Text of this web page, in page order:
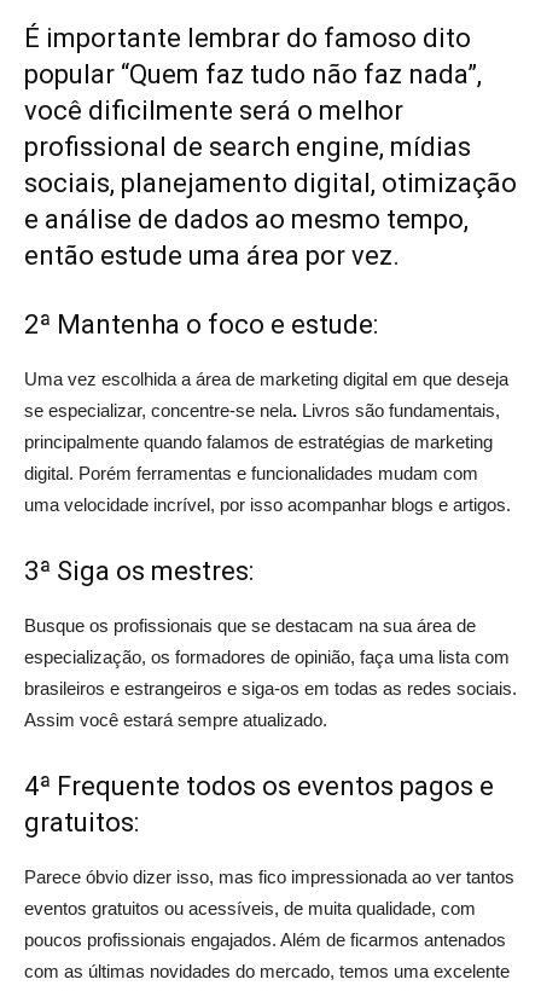
É importante lembrar do famoso dito
popular “Quem faz tudo não faz nada”,
você dificilmente será o melhor
profissional de search engine, mídias
sociais, planejamento digital, otimização
e análise de dados ao mesmo tempo,
então estude uma área por vez.
2ª Mantenha o foco e estude:
Uma vez escolhida a área de marketing digital em que deseja
se especializar, concentre-se nela. Livros são fundamentais,
principalmente quando falamos de estratégias de marketing
digital. Porém ferramentas e funcionalidades mudam com
uma velocidade incrível, por isso acompanhar blogs e artigos.
3ª Siga os mestres:
Busque os profissionais que se destacam na sua área de
especialização, os formadores de opinião, faça uma lista com
brasileiros e estrangeiros e siga-os em todas as redes sociais.
Assim você estará sempre atualizado.
4ª Frequente todos os eventos pagos e
gratuitos:
Parece óbvio dizer isso, mas fico impressionada ao ver tantos
eventos gratuitos ou acessíveis, de muita qualidade, com
poucos profissionais engajados. Além de ficarmos antenados
com as últimas novidades do mercado, temos uma excelente